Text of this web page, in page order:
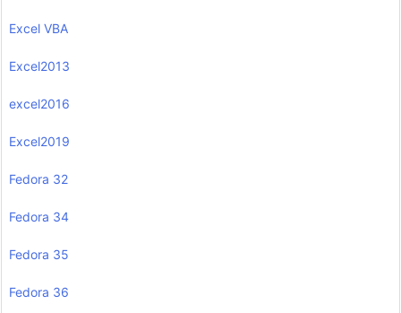
Excel VBA
Excel2013
excel2016
Excel2019
Fedora 32
Fedora 34
Fedora 35
Fedora 36